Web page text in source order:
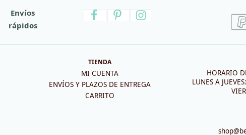
Envíos
rápidos
TIENDA
MI CUENTA
ENVÍOS Y PLAZOS DE ENTREGA
CARRITO
HORARIO
LUNES A